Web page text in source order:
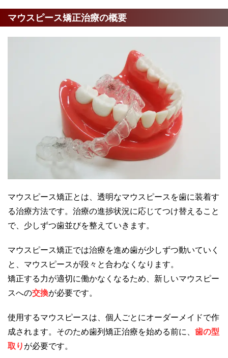
マウスピース矯正治療の概要
マウスピース矯正とは、透明なマウスピースを歯に装着す
る治療方法です。治療の進捗状況に応じてつけ替えること
で、少しずつ歯並びを整えていきます。
マウスピース矯正では治療を進め歯が少しずつ動いていく
と、マウスピースが段々と合わなくなります。
矯正する力が適切に働かなくなるため、新しいマウスピー
スへの交換が必要です。
使用するマウスピースは、個人ごとにオーダーメイドで作
成されます。そのため歯列矯正治療を始める前に、 歯の型
取り が必要です。